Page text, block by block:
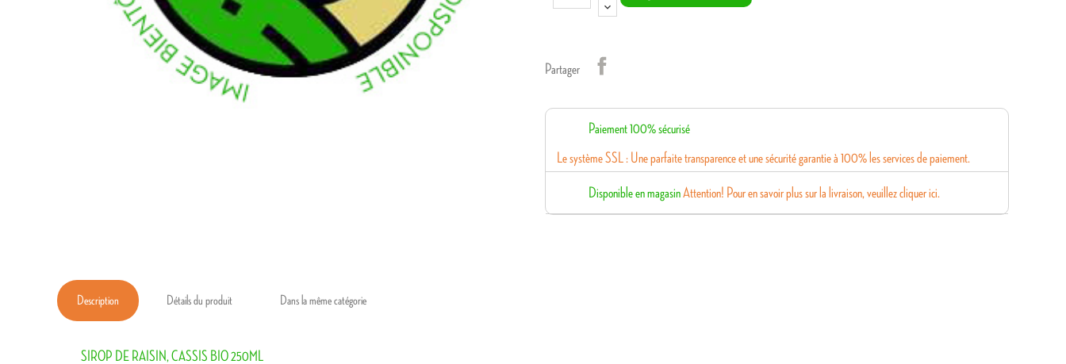
Partager
Paiement 100% sécurisé
Le système SSL : Une parfaite transparence et une sécurité garantie à 100% les services de paiement.
Disponible en magasin Attention! Pour en savoir plus sur la livraison, veuillez cliquer ici.
Description Détails du produit Dans la même catégorie
SIROP DE RAISIN, CASSIS BIO 250ML